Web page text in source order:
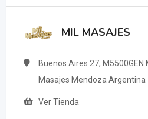
MIL MASAJES
Buenos Aires 27,
Masajes Mendoza Argentina
Ver Tienda